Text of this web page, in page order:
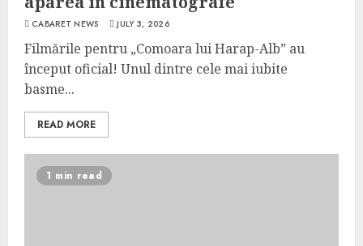
CABARET NEWS JULY 3, 2026
Filmările pentru „Comoara lui Harap-Alb” au
început oficial! Unul dintre cele mai iubite
basme...
READ MORE
1 min read